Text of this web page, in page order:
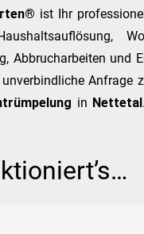
ist Ihr
Abbrucharbeiten und
Anfrage
in Nettetal